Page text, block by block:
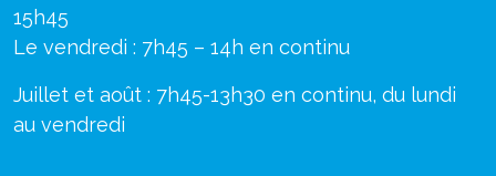
15h45
Le vendredi : 7h45 – 14h en continu
Juillet et août : 7h45-13h30 en continu, du lundi
au vendredi